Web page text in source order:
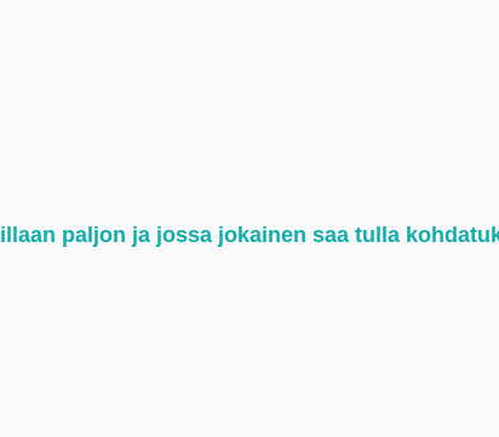
paljon ja jossa jokainen saa tulla